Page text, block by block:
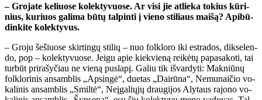
– Gro­ja­te ke­liuo­se ko­lek­ty­vuo­se. Ar vi­si jie at­lie­ka to­kius kū­ri­
nius, ku­riuos ga­li­ma bū­tų tal­pin­ti į vie­no sti­liaus mai­šą? Api­bū­
din­ki­te ko­lek­ty­vus.
– Gro­ju še­šiuo­se skir­tin­gų sti­lių – nuo fol­klo­ro iki est­ra­dos, dik­se­len­
do, pop – ko­lek­ty­vuo­se. Jei­gu apie kiek­vie­ną rei­kė­tų pa­pa­sa­ko­ti, tai
tur­būt pri­ra­šy­čiau ne vie­ną pus­la­pį. Ga­liu tik iš­var­dy­ti: Mak­niū­nų
fol­klo­ri­nis an­sam­blis „Ap­sin­gė“, du­e­tas „Dai­rū­na“, Ne­mu­nai­čio vo­
ka­li­nis an­sam­blis „Smil­tė“, Ne­įga­lių­jų drau­gi­jos Aly­taus ra­jo­no vo­